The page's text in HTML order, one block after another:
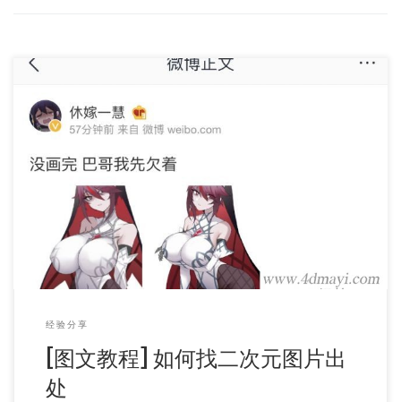
是不是在网上看到了好看的二次元图片，但不知道怎么根据图
片去找原图或原图作者的烦恼？看了这篇文章可以帮助你
90% 找到原图片。当然 […]
经验分享
[图文教程] 如何找二次元图片出
处